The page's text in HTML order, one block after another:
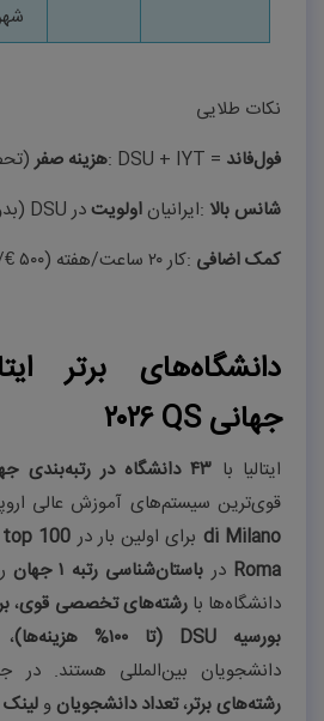
نکات طلایی
فول‌فاند : DSU + IYT =هزینه صفر
شانس بالا :ایرانیان اولویتدر DSU
کمک اضافی :کار ۲۰ ساعت/هفته (۵۰۰ €/ماه).
دانشگاه‌های برتر
جهانیQS۲۰۲۶
ایتالیا با ۴۳ دانشگاه در رتبه‌بندی
قوی‌ترین سیستم‌های آموزش عالی اروپا
di Milano برای اولین بار در top 100
Roma در باستان‌شناسی رتبه ۱جهان
دانشگاه‌ها بارشته‌های تخصصی قوی،
بورسیه DSU (تا ۱۰۰% هزینه‌ها)
دانشجویان بین‌المللی هستند. در
رشته‌های برتر،تعداد دانشجویان و